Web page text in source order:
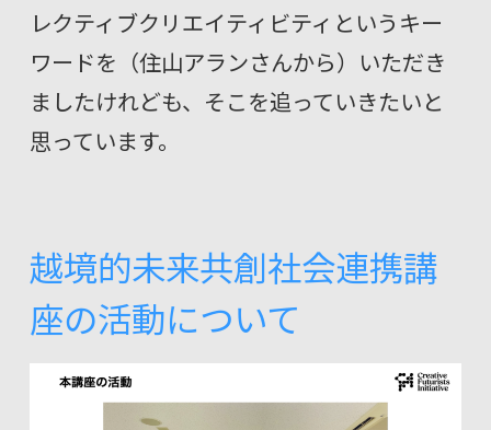
レクティブクリエイティビティというキー
ワードを（住山アランさんから）いただき
ましたけれども、そこを追っていきたいと
思っています。
越境的未来共創社会連携講
座の活動について